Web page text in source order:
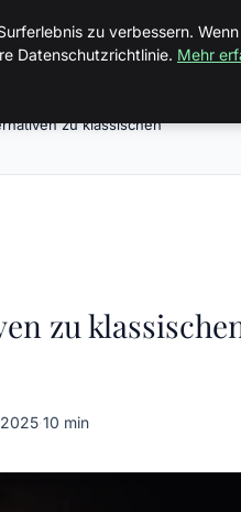
zu klassischen
zu
·10 min
zu verbessern. Wenn
Datenschutzrichtlinie. Mehr